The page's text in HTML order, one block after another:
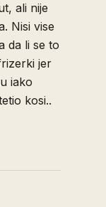
ali nije
Nisi vise
da li se to
jer
iako
kosi..